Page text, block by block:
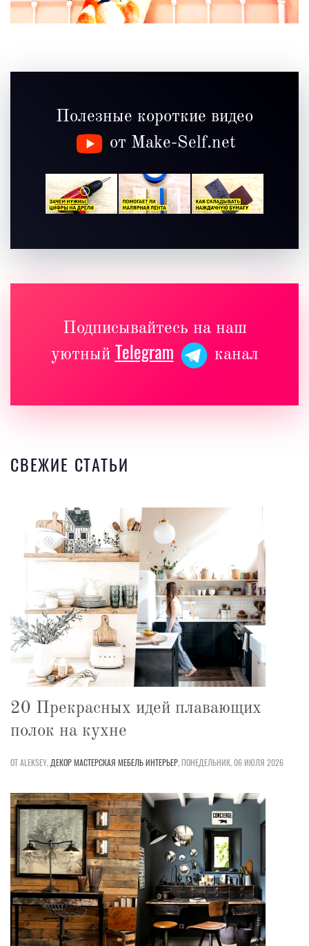
Полезные короткие видео
от Make-Self.net
Подписывайтесь на наш
уютный Telegram канал
СВЕЖИЕ СТАТЬИ
20 Прекрасных идей плавающих
полок на кухне
ОТ ALEKSEY, ДЕКОРМАСТЕРСКАЯ МЕБЕЛЬИНТЕРЬЕР,ПОНЕДЕЛЬНИК, 06 ИЮЛЯ 2026